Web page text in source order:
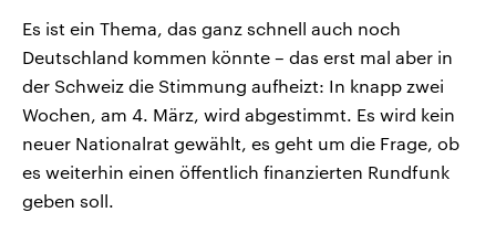
Es ist ein Thema, das ganz schnell auch noch
Deutschland kommen könnte – das erst mal aber in
der Schweiz die Stimmung aufheizt: In knapp zwei
Wochen, am 4. März, wird abgestimmt. Es wird kein
neuer Nationalrat gewählt, es geht um die Frage, ob
es weiterhin einen öffentlich finanzierten Rundfunk
geben soll.